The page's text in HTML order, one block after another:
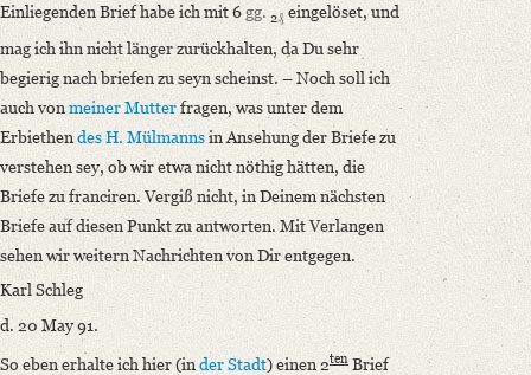
Einliegenden Brief habe ich mit 6gg. 2₰ eingelöset, und
mag ich ihn nicht länger zurückhalten, da Du sehr
begierig nach briefen zu seyn scheinst. – Noch soll ich
auch von meiner Mutterfragen, was unter dem
Erbiethendes H. Mülmannsin Ansehung der Briefe zu
verstehen sey, ob wir etwa nicht nöthig hätten, die
Briefe zu franciren. Vergiß nicht, in Deinem nächsten
Briefe auf diesen Punkt zu antworten. Mit Verlangen
sehen wir weitern Nachrichten von Dir entgegen.
Karl Schleg
d. 20 May 91.
So eben erhalte ich hier (inder Stadt) einen 2ten Brief